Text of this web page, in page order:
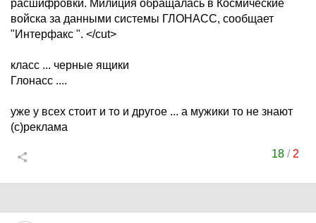
расшифровки. Милиция обращалась в Космические
войска за данными системы ГЛОНАСС, сообщает
"Интерфакс ". </cut>
класс ... черные ящики
Глонасс ....
уже у всех стоит и то и другое ... а мужики то не знают
(с)реклама
18 / 2